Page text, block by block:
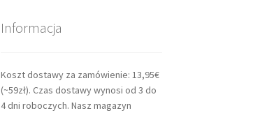
Informacja
Koszt dostawy za zamówienie: 13,95€
(~59zł). Czas dostawy wynosi od 3 do
4 dni roboczych. Nasz magazyn